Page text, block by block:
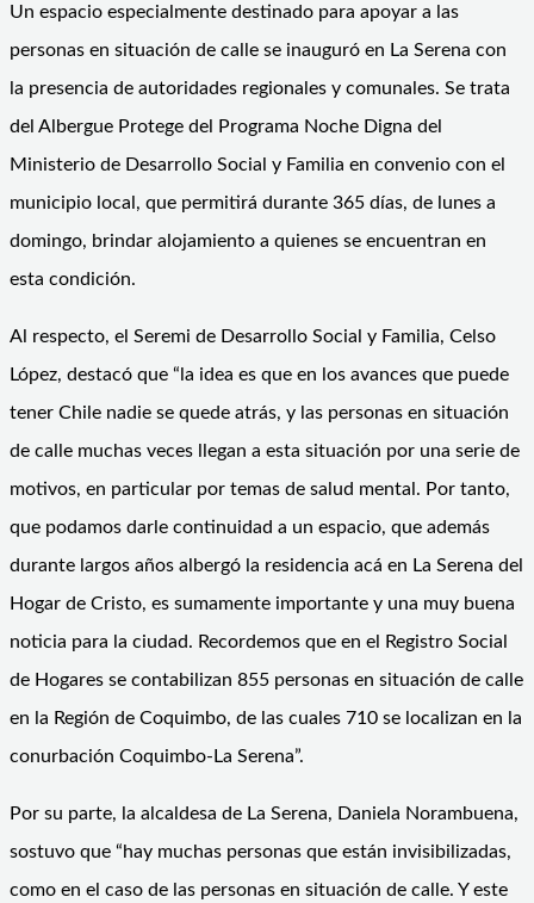
Un espacio especialmente destinado para apoyar a las
personas en situación de calle se inauguró en La Serena con
la presencia de autoridades regionales y comunales. Se trata
del Albergue Protege del Programa Noche Digna del
Ministerio de Desarrollo Social y Familia en convenio con el
municipio local, que permitirá durante 365 días, de lunes a
domingo, brindar alojamiento a quienes se encuentran en
esta condición.
Al respecto, el Seremi de Desarrollo Social y Familia, Celso
López, destacó que “la idea es que en los avances que puede
tener Chile nadie se quede atrás, y las personas en situación
de calle muchas veces llegan a esta situación por una serie de
motivos, en particular por temas de salud mental. Por tanto,
que podamos darle continuidad a un espacio, que además
durante largos años albergó la residencia acá en La Serena del
Hogar de Cristo, es sumamente importante y una muy buena
noticia para la ciudad. Recordemos que en el Registro Social
de Hogares se contabilizan 855 personas en situación de calle
en la Región de Coquimbo, de las cuales 710 se localizan en la
conurbación Coquimbo-La Serena”.
Por su parte, la alcaldesa de La Serena, Daniela Norambuena,
sostuvo que “hay muchas personas que están invisibilizadas,
como en el caso de las personas en situación de calle. Y este